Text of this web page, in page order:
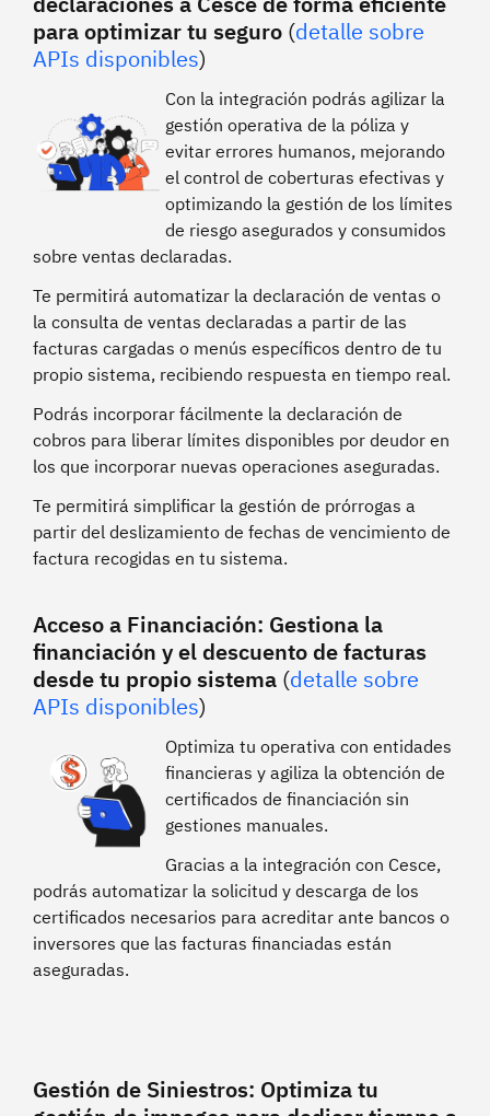
para optimizar tu seguro (detalle sobre
APIs disponibles)
Con la integración podrás agilizar la
gestión operativa de la póliza y
evitar errores humanos, mejorando
el control de coberturas efectivas y
optimizando la gestión de los límites
de riesgo asegurados y consumidos
sobre ventas declaradas.
Te permitirá automatizar la declaración de ventas o
la consulta de ventas declaradas a partir de las
facturas cargadas o menús específicos dentro de tu
propio sistema, recibiendo respuesta en tiempo real.
Podrás incorporar fácilmente la declaración de
cobros para liberar límites disponibles por deudor en
los que incorporar nuevas operaciones aseguradas.
Te permitirá simplificar la gestión de prórrogas a
partir del deslizamiento de fechas de vencimiento de
factura recogidas en tu sistema.
Acceso a Financiación: Gestiona la
financiación y el descuento de facturas
desde tu propio sistema (detalle sobre
APIs disponibles)
Optimiza tu operativa con entidades
financieras y agiliza la obtención de
certificados de financiación sin
gestiones manuales.
Gracias a la integración con Cesce,
podrás automatizar la solicitud y descarga de los
certificados necesarios para acreditar ante bancos o
inversores que las facturas financiadas están
aseguradas.
Gestión de Siniestros: Optimiza tu